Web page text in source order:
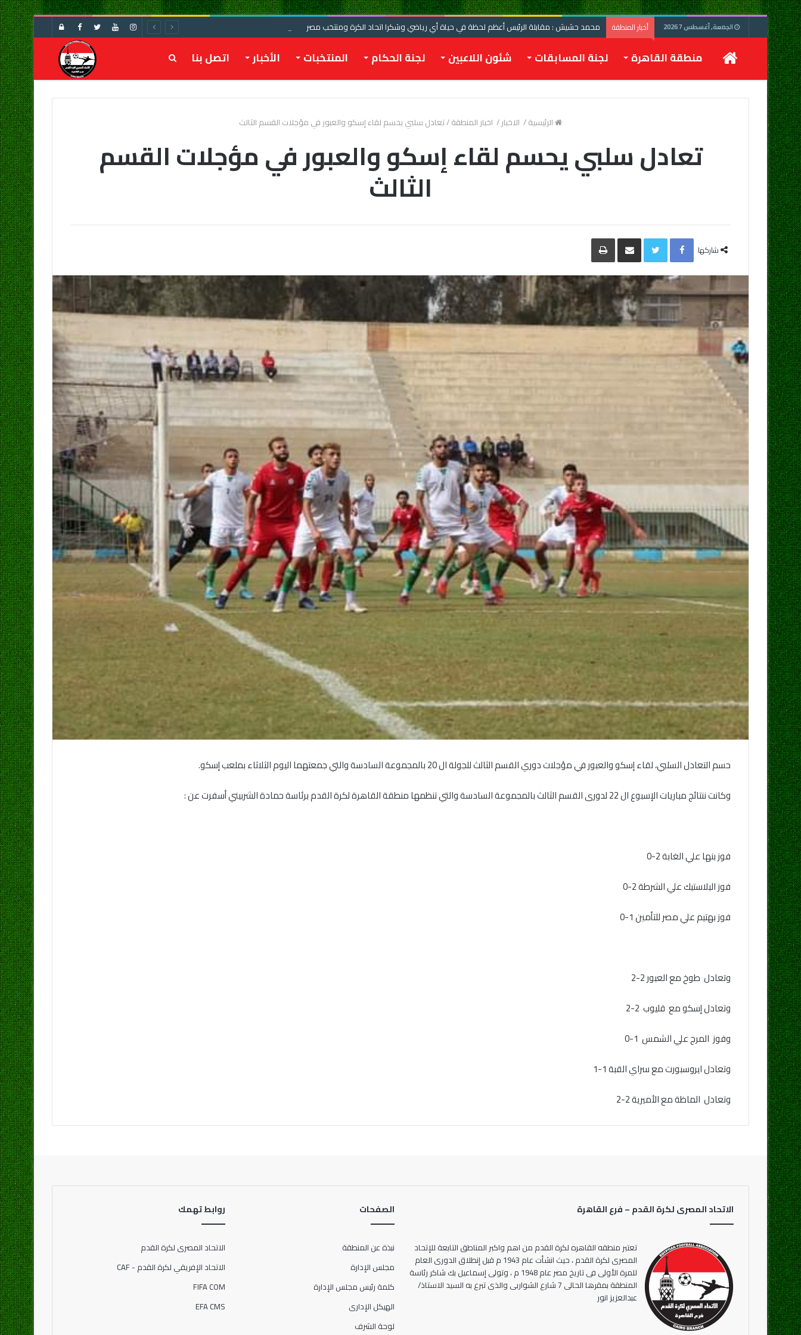
الجمعة, أغسطس 7 2026 أخبار المنطقة محمد حشيش : مقابلة الرئيس أعظم لحظة في حياة أي رياضي وشكرا اتحاد الكرة ومنتخب مصر
تسجيل
الرئيسيةمنطقة القاهرة لجنة المسابقات شئون اللاعبين لجنة الحكام المنتخبات الأخبار اتصل بنا بحث
عن
الرئيسية/ الاخبار/ اخبار المنطقة/تعادل سلبي يحسم لقاء إسكو والعبور في مؤجلات القسم الثالث
تعادل سلبي يحسم لقاء إسكو والعبور في مؤجلات القسم
الثالث
شاركها
Facebook
Twitter مشاركة
البريد
طباعة
حسم التعادل السلبي، لقاء إسكو والعبور في مؤجلات دوري القسم الثالث للجولة ال 20 بالمجموعة السادسة والتي جمعتهما اليوم الثلاثاء بملعب إسكو.
وكانت ننتائج مباريات الإسبوع ال 22 لدورى القسم الثالث بالمجموعة السادسة والتي تنظمها منطقة القاهرة لكرة القدم برئاسة حمادة الشربيني أسفرت عن :
فوز بنها علي الغابة 2-0
فوز البلاستيك علي الشرطة 2-0
فوز بهتيم علي مصر للتأمين 1-0
وتعادل طوخ مع العبور 2-2
وتعادل إسكو مع قليوب 2-2
وفوز المرج علي الشمس 1-0
وتعادل ايروسبورت مع سراي القبة 1-1
وتعادل الماظة مع الأميرية 2-2
الاتحاد المصرى لكرة القدم – فرع القاهرة
تعتبر منطقه القاهره لكرة القدم من اهم واكبر المناطق التابعة للإتحاد
المصرى لكرة القدم ، حيث انشأت عام 1943 م قبل إنطلاق الدورى العام
للمرة الأولى فى تاريخ مصر عام 1948 م ، وتولى إسماعيل بك شاكر رئاسة
المنطقة بمقرها الحالى 7 شارع الشواربى والذى تبرع به السيد الاستاذ/
عبدالعزيز انور
الصفحات
نبذة عن المنطقة
مجلس الإدارة
كلمة رئيس مجلس الإدارة
الهيكل الإدارى
لوحة الشرف
روابط تهمك
الاتحاد المصرى لكرة القدم
الاتحاد الإفريقي لكرة القدم - CAF
FIFA COM
EFA CMS